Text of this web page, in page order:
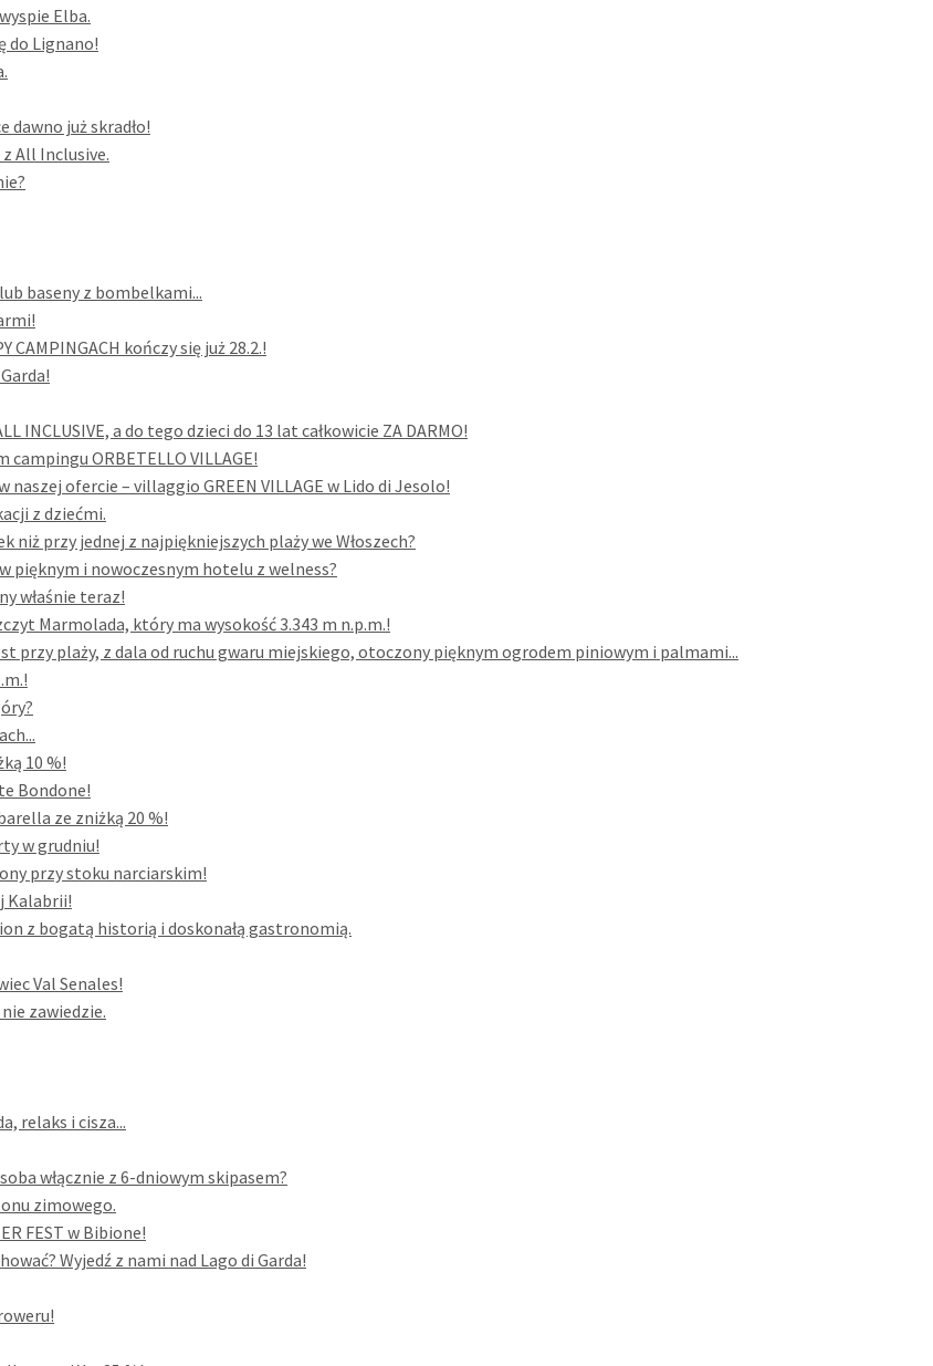
Elba.
do Lignano!
dawno już skradło!
All Inclusive.
baseny z bombelkami...
CAMPINGACH kończy się już 28.2.!
a do tego dzieci do 13 lat całkowicie ZA DARMO!
ORBETELLO VILLAGE!
ofercie – villaggio GREEN VILLAGE w Lido di Jesolo!
z dziećmi.
przy jednej z najpiękniejszych plaży we Włoszech?
i nowoczesnym hotelu z welness?
właśnie teraz!
Marmolada, który ma wysokość 3.343 m n.p.m.!
przy plaży, z dala od ruchu gwaru miejskiego, otoczony pięknym ogrodem piniowym i palmami...
10 %!
Bondone!
ze zniżką 20 %!
w grudniu!
przy stoku narciarskim!
Kalabrii!
z bogatą historią i doskonałą gastronomią.
Val Senales!
zawiedzie.
relaks i cisza...
włącznie z 6-dniowym skipasem?
zimowego.
FEST w Bibione!
Wyjedź z nami nad Lago di Garda!